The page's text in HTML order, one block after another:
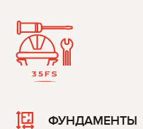
ФУНДАМЕНТЫ